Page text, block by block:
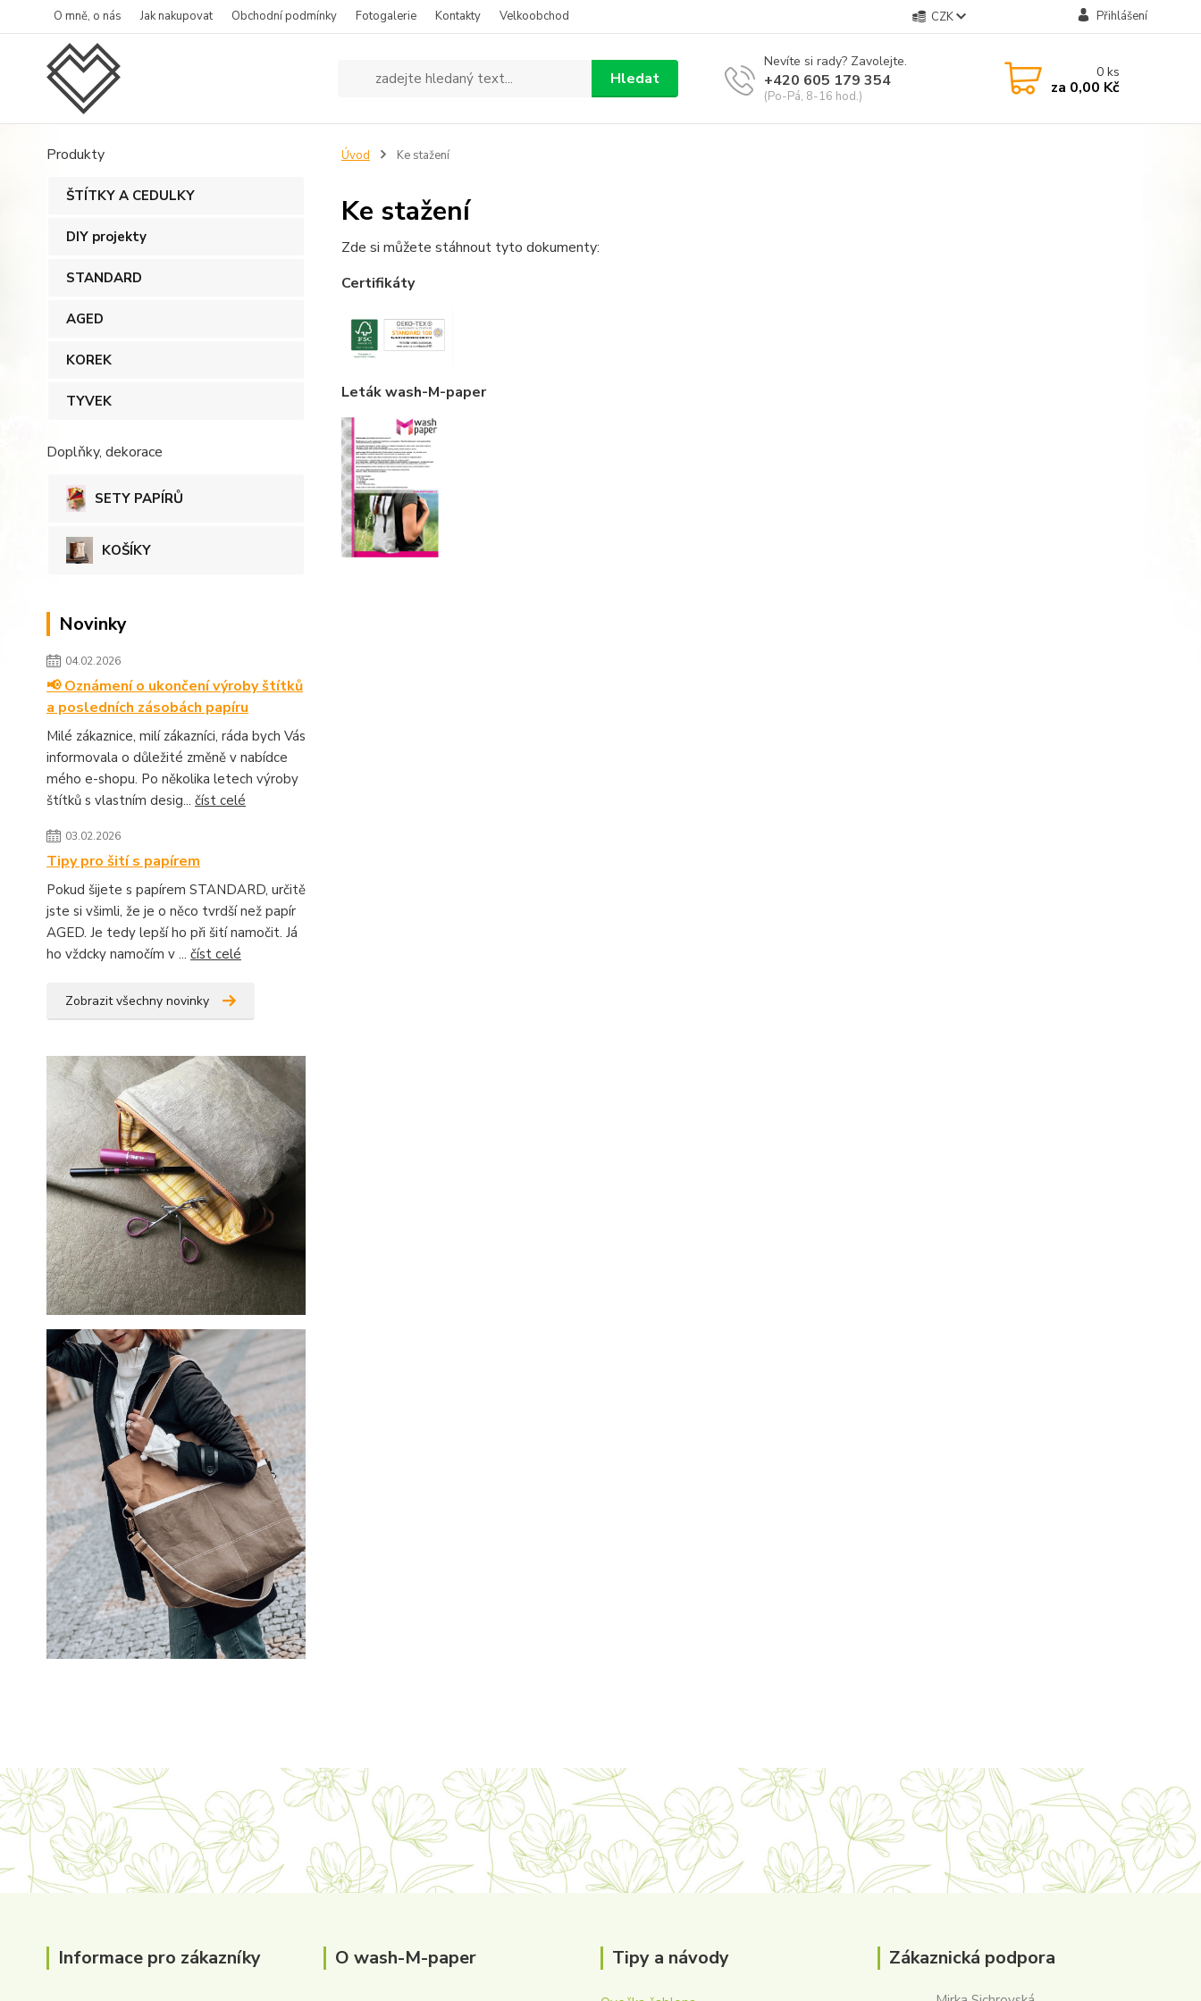
O mně, o nás Jak nakupovat Obchodní podmínky Fotogalerie Kontakty Velkoobchod CZK Přihlášení
Hledat
Nevíte si rady? Zavolejte.
+420 605 179 354
(Po-Pá, 8-16 hod.)
0ks
za 0,00 Kč
Produkty
ŠTÍTKY A CEDULKY
DIY projekty
STANDARD
AGED
KOREK
TYVEK
Doplňky, dekorace
SETY PAPÍRŮ
KOŠÍKY
Novinky
04.02.2026
📢 Oznámení o ukončení výroby štítků
a posledních zásobách papíru
Milé zákaznice, milí zákazníci, ráda bych Vás
informovala o důležité změně v nabídce
mého e-shopu. Po několika letech výroby
štítků s vlastním desig... číst celé
03.02.2026
Tipy pro šití s papírem
Pokud šijete s papírem STANDARD, určitě
jste si všimli, že je o něco tvrdší než papír
AGED. Je tedy lepší ho při šití namočit. Já
ho vždcky namočím v ... číst celé
Zobrazit všechny novinky
Úvod Ke stažení
Ke stažení
Zde si můžete stáhnout tyto dokumenty:
Certifikáty
Leták wash-M-paper
Informace pro zákazníky O wash-M-paper Tipy a návody Zákaznická podpora